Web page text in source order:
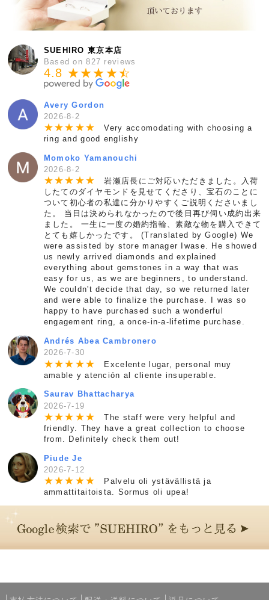
SUEHIRO 東京本店
Based on 827 reviews
4.8 ★★★★★
☆
Avery Gordon
2026-8-2
★★★ ★★
Very accomodating with choosing a
ring and good englishy
Momoko Yamanouchi
2026-8-2
★★★ ★★
岩瀬店長にご対応いただきました。入荷
したてのダイヤモンドを見せてくださり、宝石のことに
ついて初心者の私達に分かりやすくご説明くださいまし
た。 当日は決められなかったので後日再び伺い成約出来
ました。 一生に一度の婚約指輪、素敵な物を購入できて
とても嬉しかったです。 (Translated by Google) We
were assisted by store manager Iwase. He showed
us newly arrived diamonds and explained
everything about gemstones in a way that was
easy for us, as we are beginners, to understand.
We couldn't decide that day, so we returned later
and were able to finalize the purchase. I was so
happy to have purchased such a wonderful
engagement ring, a once-in-a-lifetime purchase.
Andrés Abea Cambronero
2026-7-30
★★★ ★★
Excelente lugar, personal muy
amable y atención al cliente insuperable.
Saurav Bhattacharya
2026-7-19
★★★ ★★
The staff were very helpful and
friendly. They have a great collection to choose
from. Definitely check them out!
Piude Je
2026-7-12
★★★ ★★
Palvelu oli ystävällistä ja
ammattitaitoista. Sormus oli upea!